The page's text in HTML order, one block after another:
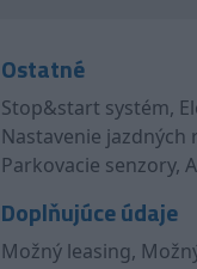
Ostatné
Stop&start systém,
Nastavenie jazdných
Parkovacie senzory,
Doplňujúce údaje
Možný leasing,